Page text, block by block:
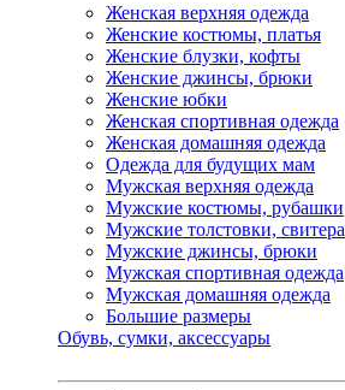
Женская верхняя одежда
Женские костюмы, платья
Женские блузки, кофты
Женские джинсы, брюки
Женские юбки
Женская спортивная одежда
Женская домашняя одежда
Одежда для будущих мам
Мужская верхняя одежда
Мужские костюмы, рубашки
Мужские толстовки, свитера
Мужские джинсы, брюки
Мужская спортивная одежда
Мужская домашняя одежда
Большие размеры
Обувь, сумки, аксессуары